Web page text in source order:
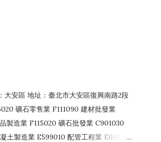
大安區 地址：臺北市大安區復興南路2段
礦石零售業 F111090 建材批發業
製造業 F115020 礦石批發業 C901030
土製造業 E599010 配管工程業 E603110